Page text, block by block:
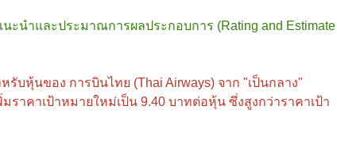
ะนำและประมาณการผลประกอบการ (Rating and Estimate
บหุ้นของ การบินไทย (Thai Airways) จาก "เป็นกลาง"
ราคาเป้าหมายใหม่เป็น 9.40 บาทต่อหุ้น ซึ่งสูงกว่าราคาเป้า